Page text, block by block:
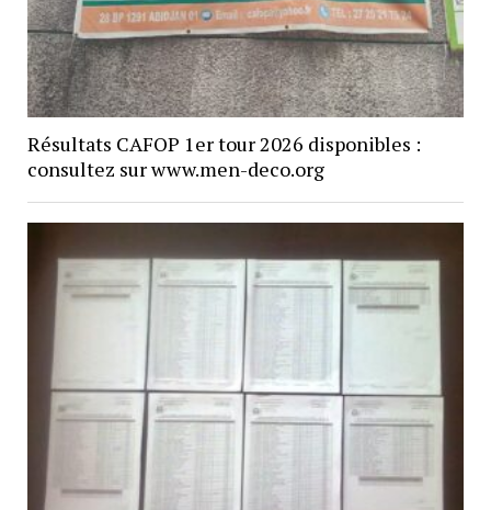
Résultats CAFOP 1er tour 2026 disponibles :
consultez sur www.men-deco.org